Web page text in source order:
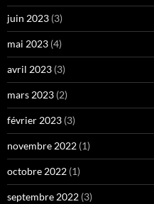
juin 2023 (3)
mai 2023 (4)
avril 2023 (3)
mars 2023 (2)
février 2023 (3)
novembre 2022 (1)
octobre 2022 (1)
septembre 2022 (3)